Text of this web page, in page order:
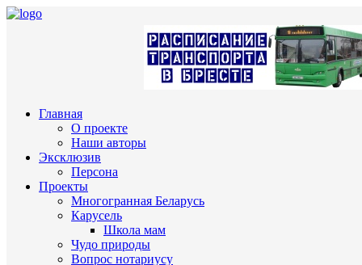
Главная
О проекте
Наши авторы
Эксклюзив
Персона
Проекты
Многогранная Беларусь
Карусель
Школа мам
Чудо природы
Вопрос нотариусу